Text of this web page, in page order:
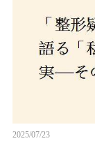
2025/07/23